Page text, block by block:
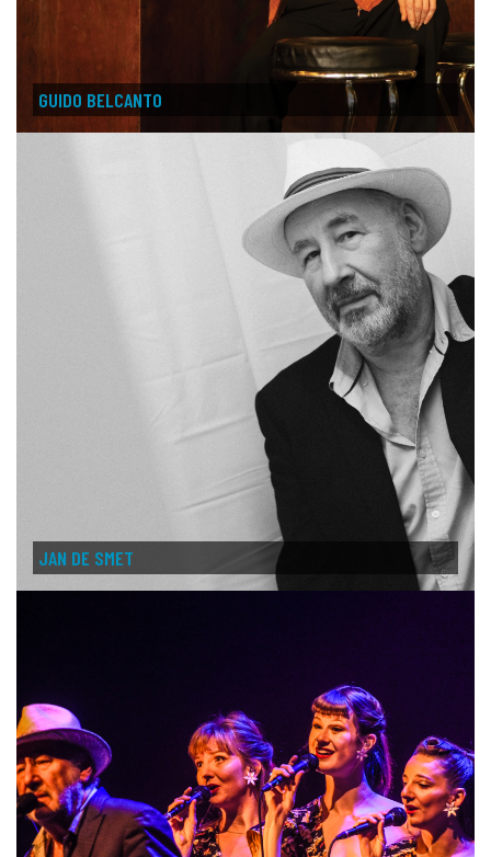
GUIDO BELCANTO
JAN DE SMET